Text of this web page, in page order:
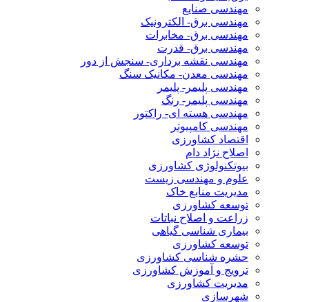
مهندسی صنایع
مهندسی برق- الکترونیک
مهندسی برق- مخابرات
مهندسی برق- قدرت
مهندسی نقشه برداری- سنجش از دور
مهندسی معدن- مکانیک سنگ
مهندسی پلیمر- پلیمر
مهندسی پلیمر- رنگ
مهندسی هسته ای- راکتور
مهندسی کامپیوتر
اقتصاد کشاورزی
اصلاح نژاد دام
بیوتکنولوژی کشاورزی
علوم و مهندسی زیست
مدیریت منابع خاک
توسعه کشاورزی
زراعت و اصلاح نباتات
بیماری شناسی گیاهی
توسعه کشاورزی
حشره شناسی کشاورزی
ترویج و آموزش کشاورزی
مدیریت کشاورزی
شهرسازی